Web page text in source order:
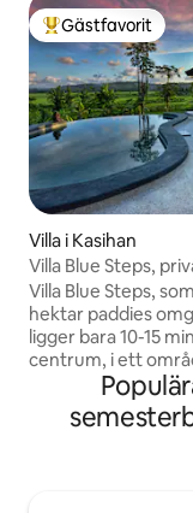
Populär gästfavorit
Gästfavorit
Villa i Kasihan
Villa Blue Steps,
fantastisk utsikt
Villa Blue Steps,
hektar paddies
ligger bara 10-15
centrum, i ett
promenader,
koppla av. Detta
traditionella hus är